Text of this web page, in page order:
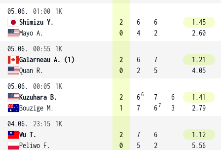
05.06.
01:00
1K
Shimizu Y.
Mayo A.
2
0
6
4
6
2
1.45
2.60
05.06.
00:55
1K
Galarneau A. (1)
Quan R.
2
0
6
2
7
5
1.21
4.05
05.06.
00:05
1K
Kuzuhara B.
Bouzige M.
2
1
66
7
7
67
6
3
1.41
2.79
04.06.
23:15
1K
Wu T.
Peliwo F.
2
0
7
5
6
2
1.12
5.56